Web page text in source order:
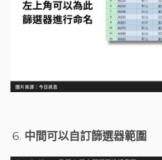
中間可以自訂篩選器範圍